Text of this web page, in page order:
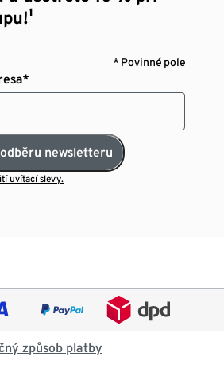
* Povinné pole
newsletteru
uvítací slevy.
způsob platby